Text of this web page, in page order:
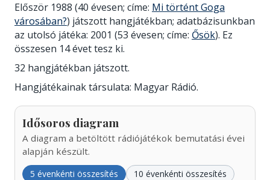
Először 1988 (40 évesen; címe: Mi történt Goga
városában?) játszott hangjátékban; adatbázisunkban
az utolsó játéka: 2001 (53 évesen; címe: Ősök). Ez
összesen 14 évet tesz ki.
32 hangjátékban játszott.
Hangjátékainak társulata: Magyar Rádió.
Idősoros diagram
A diagram a betöltött rádiójátékok bemutatási évei
alapján készült.
5 évenkénti összesítés 10 évenkénti összesítés